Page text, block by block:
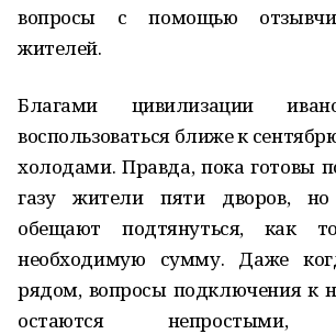
вопросы с помощью
жителей.
Благами цивилизации
воспользоваться ближе к
холодами. Правда, пока готовы
газу жители пяти дворов,
обещают подтянуться, как
необходимую сумму. Даже
рядом, вопросы подключения к
остаются непростыми,